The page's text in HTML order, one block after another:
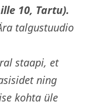
10, Tartu).
talgustuudio
staapi, et
ning
kohta üle